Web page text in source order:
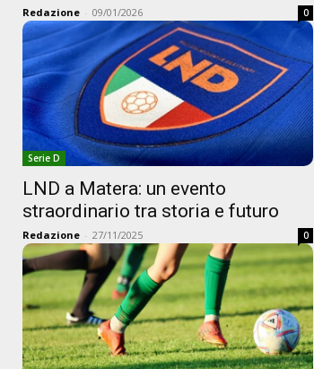
Redazione - 09/01/2026 0
Serie D
LND a Matera: un evento
straordinario tra storia e futuro
Redazione - 27/11/2025 0